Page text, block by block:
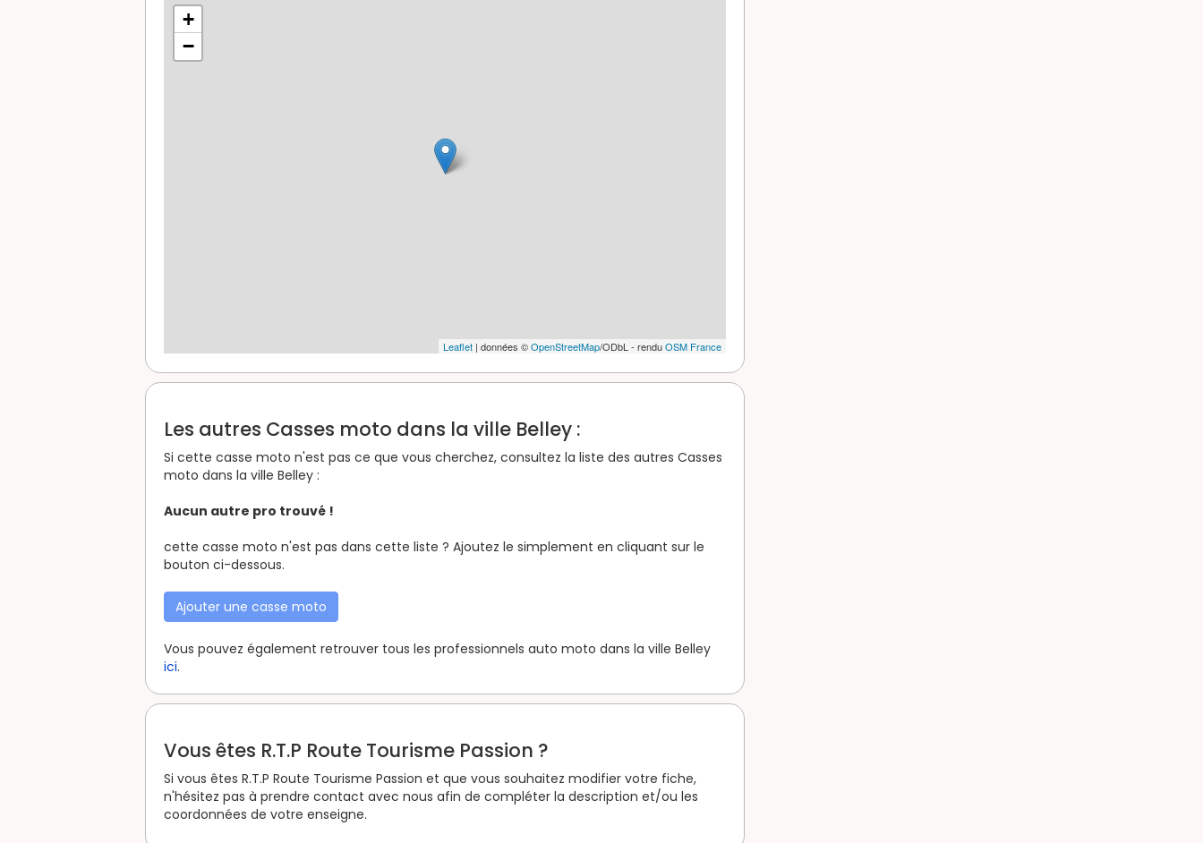
+
−
Leaflet | données ©OpenStreetMap/ODbL - renduOSM France
Les autres Casses moto dans la ville Belley :
Si cette casse moto n'est pas ce que vous cherchez, consultez la liste des autres Casses
moto dans la ville Belley :
Aucun autre pro trouvé !
cette casse moto n'est pas dans cette liste ? Ajoutez le simplement en cliquant sur le
bouton ci-dessous.
Ajouter une casse moto
Vous pouvez également retrouver tous les professionnels auto moto dans la ville Belley
ici.
Vous êtes R.T.P Route Tourisme Passion ?
Si vous êtes R.T.P Route Tourisme Passion et que vous souhaitez modifier votre fiche,
n'hésitez pas à prendre contact avec nous afin de compléter la description et/ou les
coordonnées de votre enseigne.